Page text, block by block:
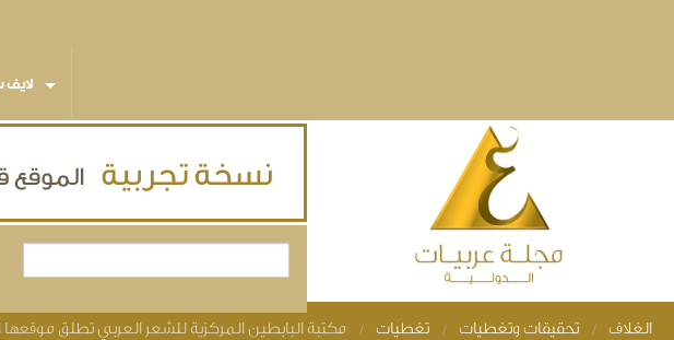
لايف
الغلاف تحقيقات وتغطيات تغطيات مكتبة البابطين المركزية للشعر العربي تطلق موقعها